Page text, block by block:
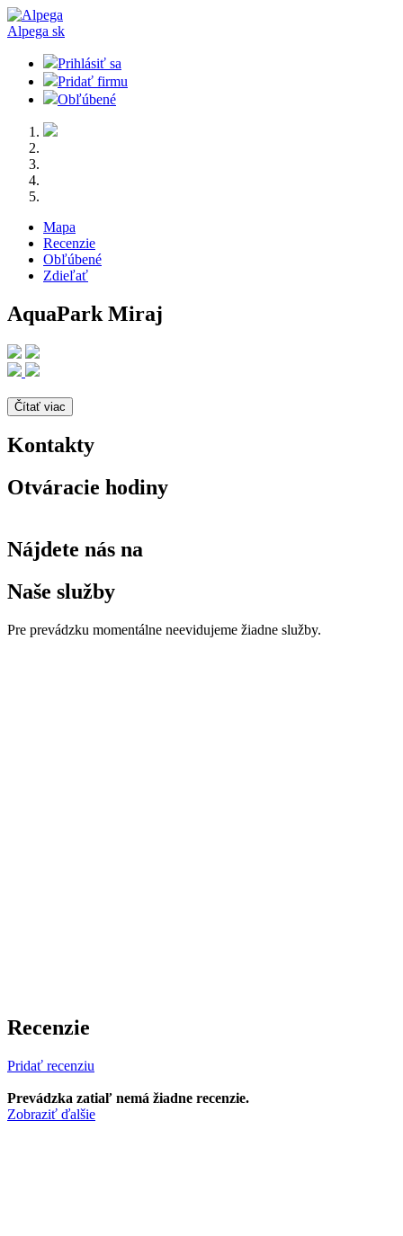
Alpega sk
Prihlásiť sa
Pridať firmu
Obľúbené
Mapa
Recenzie
Obľúbené
Zdieľať
AquaPark Miraj
Čítať viac
Kontakty
Otváracie hodiny
Nájdete nás na
Naše služby
Pre prevádzku momentálne neevidujeme žiadne služby.
Recenzie
Pridať recenziu
Prevádzka zatiaľ nemá žiadne recenzie.
Zobraziť ďalšie